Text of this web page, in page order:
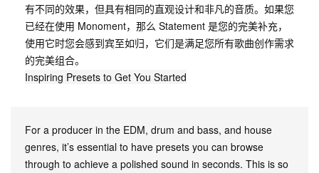
有不同的效果，但具有相同的直观设计和非凡的音质。如果您
已经在使用 Monoment，那么 Statement 是您的完美补充，
使用它时您会感到宾至如归，它们是满足您所有歌曲创作需求
的完美组合。
Inspiring Presets to Get You Started
For a producer in the EDM, drum and bass, and house
genres, it’s essential to have presets you can browse
through to achieve a polished sound in seconds. This is so